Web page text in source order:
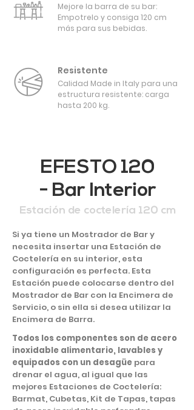
Mejore la barra de su bar:
Empotrelo y consiga 120 cm
más para sus bebidas.
Resistente
Calidad Made in Italy para una
estructura resistente: carga
hasta 200 kg.
EFESTO 120
- Bar Interior
Estación de coctelería 120 cm
Si ya tiene un Mostrador de Bar y
necesita insertar una Estación de
Coctelería en su interior, esta
configuración es perfecta. Esta
Estación puede colocarse dentro del
Mostrador de Bar con la Encimera de
Servicio, o sin ella si desea utilizar la
Encimera de Barra.
Todos los componentes son de acero
inoxidable alimentario, lavables y
equipados con un desagüe para
drenar el agua, al igual que las
mejores Estaciones de Coctelería:
Barmat, Cubetas, Kit de Tapas, tapas